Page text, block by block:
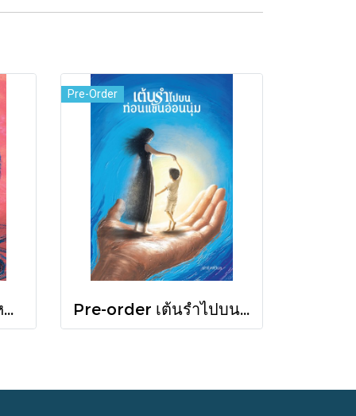
Pre-order เกิดในฤดูหนาวที่แดดส่องถึง / นทธี ศศิวิมล / Pandora Press
Pre-Order
Pre-order เต้นรำไปบนท่อนแขนอ่อนนุ่ม / นทธี ศศิวิมล / Pandora Press